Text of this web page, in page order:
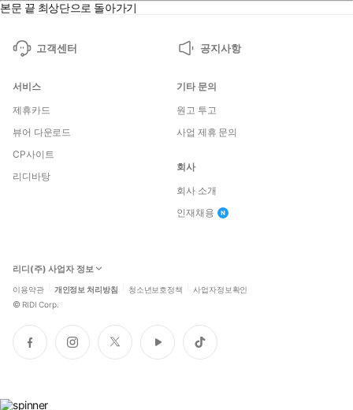
본문 끝 최상단으로 돌아가기
고객센터 공지사항
서비스
제휴카드
뷰어 다운로드
CP사이트
리디바탕
기타 문의
원고 투고
사업 제휴 문의
회사
회사 소개
인재채용
리디(주) 사업자 정보
이용약관 개인정보 처리방침 청소년보호정책 사업자정보확인
© RIDI Corp.
페
이
인
스
트
위
유
튜
틱
톡